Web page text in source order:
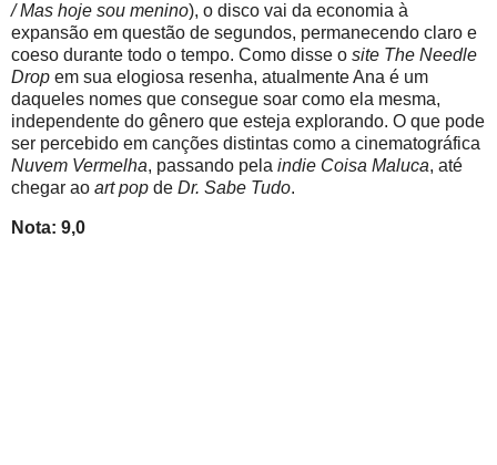
/ Mas hoje sou mеnino), o disco vai da economia à
expansão em questão de segundos, permanecendo claro e
coeso durante todo o tempo. Como disse o site The Needle
Drop em sua elogiosa resenha, atualmente Ana é um
daqueles nomes que consegue soar como ela mesma,
independente do gênero que esteja explorando. O que pode
ser percebido em canções distintas como a cinematográfica
Nuvem Vermelha, passando pela indie Coisa Maluca, até
chegar ao art pop de Dr. Sabe Tudo.
Nota: 9,0